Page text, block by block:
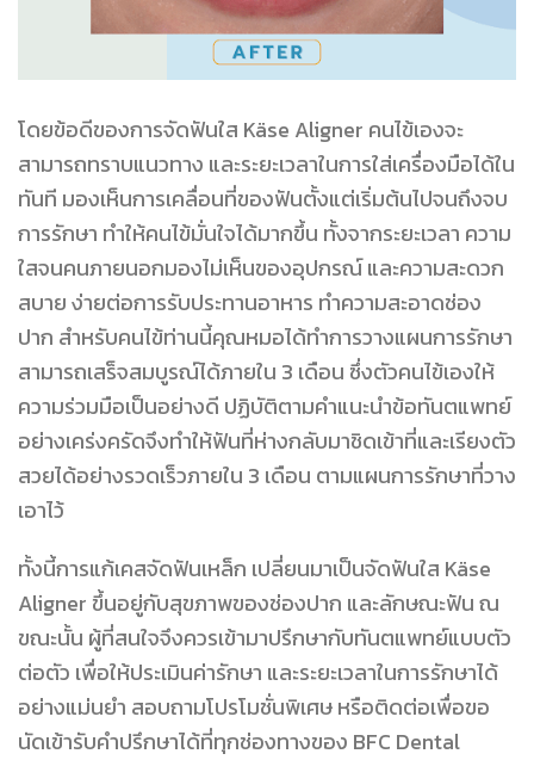
โดยข้อดีของการจัดฟันใส Käse Aligner คนไข้เองจะ
สามารถทราบแนวทาง และระยะเวลาในการใส่เครื่องมือได้ใน
ทันที มองเห็นการเคลื่อนที่ของฟันตั้งแต่เริ่มต้นไปจนถึงจบ
การรักษา ทำให้คนไข้มั่นใจได้มากขึ้น ทั้งจากระยะเวลา ความ
ใสจนคนภายนอกมองไม่เห็นของอุปกรณ์ และความสะดวก
สบาย ง่ายต่อการรับประทานอาหาร ทำความสะอาดช่อง
ปาก สำหรับคนไข้ท่านนี้คุณหมอได้ทำการวางแผนการรักษา
สามารถเสร็จสมบูรณ์ได้ภายใน 3 เดือน ซึ่งตัวคนไข้เองให้
ความร่วมมือเป็นอย่างดี ปฏิบัติตามคำแนะนำข้อทันตแพทย์
อย่างเคร่งครัดจึงทำให้ฟันที่ห่างกลับมาชิดเข้าที่และเรียงตัว
สวยได้อย่างรวดเร็วภายใน 3 เดือน ตามแผนการรักษาที่วาง
เอาไว้
ทั้งนี้การแก้เคสจัดฟันเหล็ก เปลี่ยนมาเป็นจัดฟันใส Käse
Aligner ขึ้นอยู่กับสุขภาพของช่องปาก และลักษณะฟัน ณ
ขณะนั้น ผู้ที่สนใจจึงควรเข้ามาปรึกษากับทันตแพทย์แบบตัว
ต่อตัว เพื่อให้ประเมินค่ารักษา และระยะเวลาในการรักษาได้
อย่างแม่นยำ สอบถามโปรโมชั่นพิเศษ หรือติดต่อเพื่อขอ
นัดเข้ารับคำปรึกษาได้ที่ทุกช่องทางของ BFC Dental